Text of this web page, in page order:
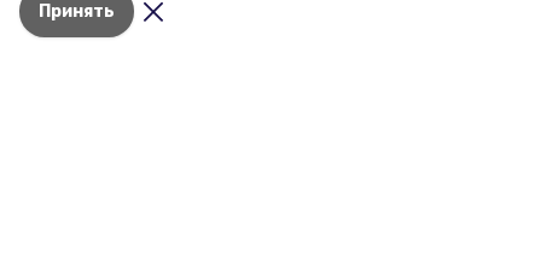
Принять
фоторепортаже «Победы26».